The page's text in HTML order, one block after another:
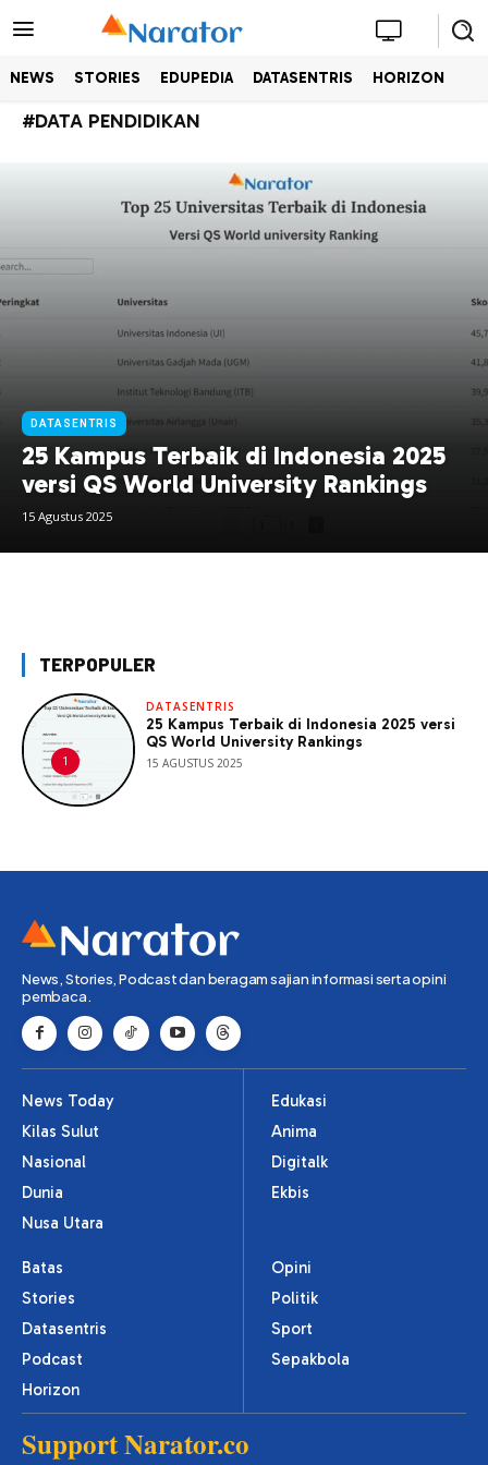
NEWS STORIES EDUPEDIA DATASENTRIS HORIZON
#DATA PENDIDIKAN
DATASENTRIS
25 Kampus Terbaik di Indonesia 2025
versi QS World University Rankings
15 Agustus 2025
TERPOPULER
DATASENTRIS
25 Kampus Terbaik di Indonesia 2025 versi
QS World University Rankings
15 AGUSTUS 2025
News, Stories, Podcast dan beragam sajian informasi serta opini
pembaca.
News Today
Kilas Sulut
Nasional
Dunia
Nusa Utara
Edukasi
Anima
Digitalk
Ekbis
Batas
Stories
Datasentris
Podcast
Horizon
Opini
Politik
Sport
Sepakbola
Support Narator.co